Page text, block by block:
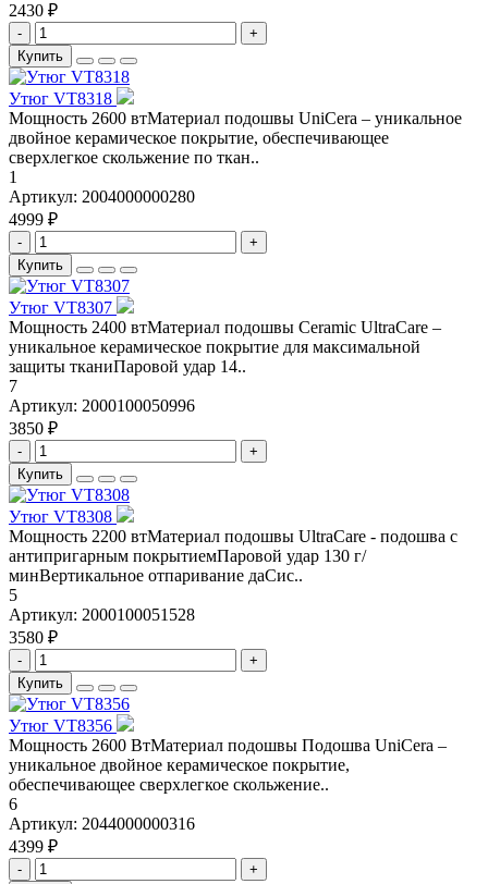
2430 ₽
-
+
Купить
Утюг VT8318
Мощность 2600 втМатериал подошвы UniCera – уникальное
двойное керамическое покрытие, обеспечивающее
сверхлегкое скольжение по ткан..
1
Артикул: 2004000000280
4999 ₽
-
+
Купить
Утюг VT8307
Мощность 2400 втМатериал подошвы Ceramic UltraCare –
уникальное керамическое покрытие для максимальной
защиты тканиПаровой удар 14..
7
Артикул: 2000100050996
3850 ₽
-
+
Купить
Утюг VT8308
Мощность 2200 втМатериал подошвы UltraCare - подошва с
антипригарным покрытиемПаровой удар 130 г/
минВертикальное отпаривание даСис..
5
Артикул: 2000100051528
3580 ₽
-
+
Купить
Утюг VT8356
Мощность 2600 ВтМатериал подошвы Подошва UniCera –
уникальное двойное керамическое покрытие,
обеспечивающее сверхлегкое скольжение..
6
Артикул: 2044000000316
4399 ₽
- +